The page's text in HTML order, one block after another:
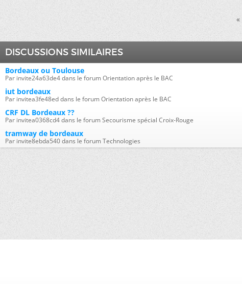
«
DISCUSSIONS SIMILAIRES
Bordeaux ou Toulouse
Par invite24a63de4 dans le forum Orientation après le BAC
iut bordeaux
Par invitea3fe48ed dans le forum Orientation après le BAC
CRF DL Bordeaux ??
Par invitea0368cd4 dans le forum Secourisme spécial Croix-Rouge
tramway de bordeaux
Par invite8ebda540 dans le forum Technologies